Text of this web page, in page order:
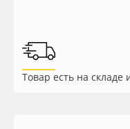
Доставка
Листовые материалы
Товар есть на складе